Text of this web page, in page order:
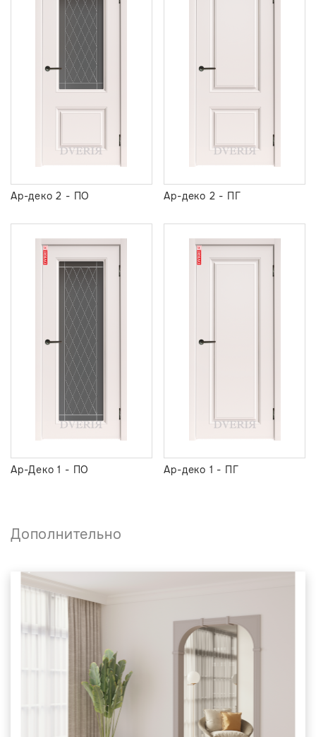
Ар-деко 2 - ПО Ар-деко 2 - ПГ
Ар-Деко 1 - ПО Ар-деко 1 - ПГ
Дополнительно